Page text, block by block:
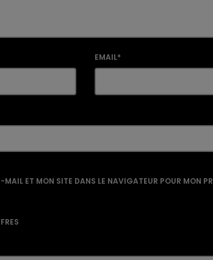
EMAIL*
MAIL ET MON SITE DANS LE NAVIGATEUR POUR MON